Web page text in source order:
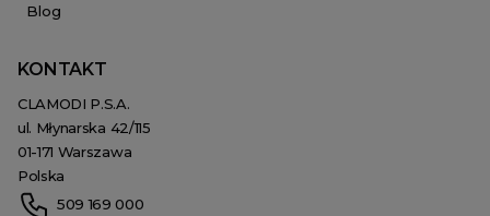
Blog
KONTAKT
CLAMODI P.S.A.
ul. Młynarska 42/115
01-171 Warszawa
Polska
509 169 000